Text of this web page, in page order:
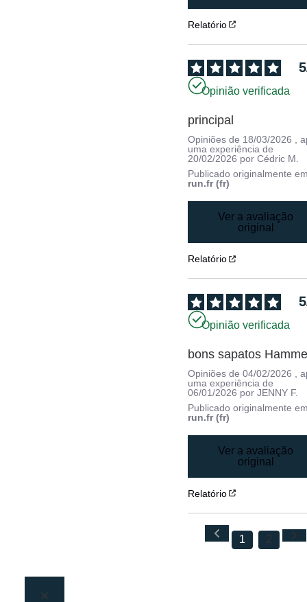
Relatório
5
Opinião verificada
principal
Opiniões de 18/03/2026
,
uma experiência de
20/02/2026 porCédric M.
Publicado originalmente
run.fr (fr)
Ver a avaliação
original
Relatório
5
Opinião verificada
bons sapatos
Opiniões de04/02/2026 ,
uma experiência de
06/01/2026 porJENNY F.
Publicado originalmente
run.fr (fr)
Ver a avaliação
original
Relatório
1 2